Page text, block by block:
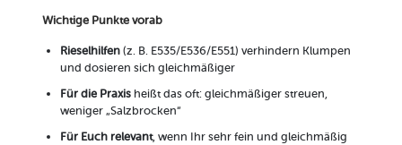
Wichtige Punkte vorab
Rieselhilfen(z. B. E535/E536/E551) verhindern Klumpen
und dosieren sich gleichmäßiger
Für die Praxisheißt das oft: gleichmäßiger streuen,
weniger „Salzbrocken“
Für Euch relevant, wenn Ihr sehr fein und gleichmäßig